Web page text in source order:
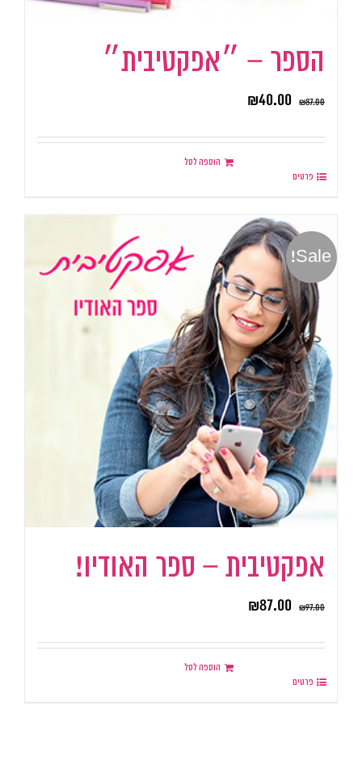
הספר – ״אפקטיבית״
₪87.00
₪40.00
הוספה לסל
פרטים
Sale!
אפקטיבית – ספר האודיו!
₪97.00
₪87.00
הוספה לסל
פרטים